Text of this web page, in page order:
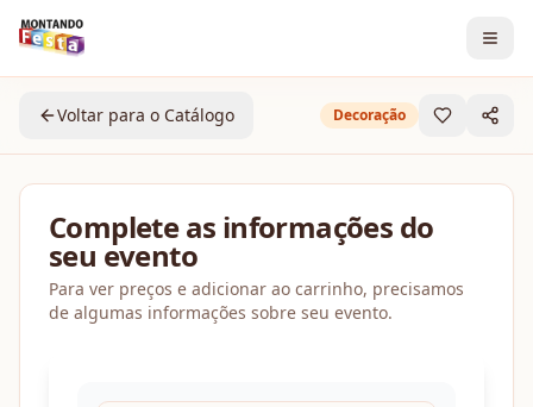
Voltar para o Catálogo Decoração
Complete as informações do
seu evento
Para ver preços e adicionar ao carrinho, precisamos
de algumas informações sobre seu evento.